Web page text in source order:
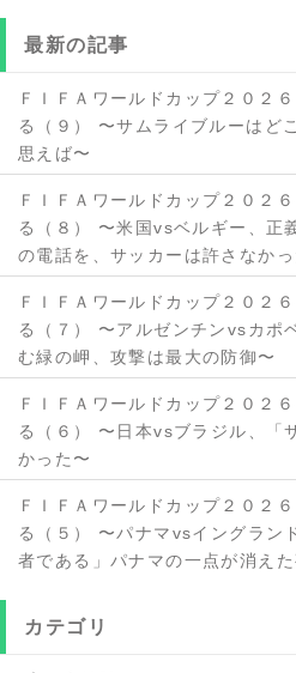
最新の記事
ＦＩＦＡワールドカップ２０２
る（９） 〜サムライブルーはど
思えば〜
ＦＩＦＡワールドカップ２０２
る（８） 〜米国vsベルギー、正
の電話を、サッカーは許さなかっ
ＦＩＦＡワールドカップ２０２
る（７） 〜アルゼンチンvsカポ
む緑の岬、攻撃は最大の防御〜
ＦＩＦＡワールドカップ２０２
る（６） 〜日本vsブラジル、「
かった〜
ＦＩＦＡワールドカップ２０２
る（５） 〜パナマvsイングラン
者である」パナマの一点が消えた
カテゴリ